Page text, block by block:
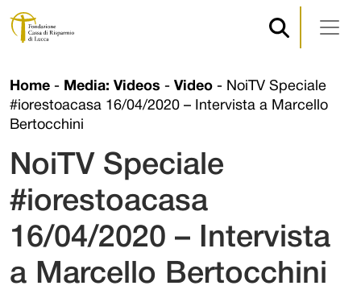
Navigazione principale
Home - Media: Videos - Video - NoiTV Speciale
#iorestoacasa 16/04/2020 – Intervista a Marcello
Bertocchini
NoiTV Speciale
#iorestoacasa
16/04/2020 – Intervista
a Marcello Bertocchini